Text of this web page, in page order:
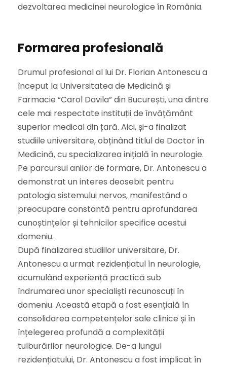
dezvoltarea medicinei neurologice în România.
Formarea profesională
Drumul profesional al lui Dr. Florian Antonescu a
început la Universitatea de Medicină și
Farmacie “Carol Davila” din București, una dintre
cele mai respectate instituții de învățământ
superior medical din țară. Aici, și-a finalizat
studiile universitare, obținând titlul de Doctor în
Medicină, cu specializarea inițială în neurologie.
Pe parcursul anilor de formare, Dr. Antonescu a
demonstrat un interes deosebit pentru
patologia sistemului nervos, manifestând o
preocupare constantă pentru aprofundarea
cunoștințelor și tehnicilor specifice acestui
domeniu.
După finalizarea studiilor universitare, Dr.
Antonescu a urmat rezidențiatul în neurologie,
acumulând experiență practică sub
îndrumarea unor specialiști recunoscuți în
domeniu. Această etapă a fost esențială în
consolidarea competențelor sale clinice și în
înțelegerea profundă a complexității
tulburărilor neurologice. De-a lungul
rezidențiatului, Dr. Antonescu a fost implicat în